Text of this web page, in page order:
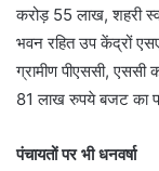
करोड़ 55 लाख, शहरी
भवन रहित उप केंद्रों
ग्रामीण पीएससी,
81 लाख रुपये बजट का
पंचायतों पर भी धनवर्षा